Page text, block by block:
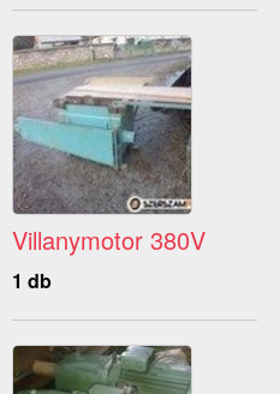
Villanymotor 380V
1 db